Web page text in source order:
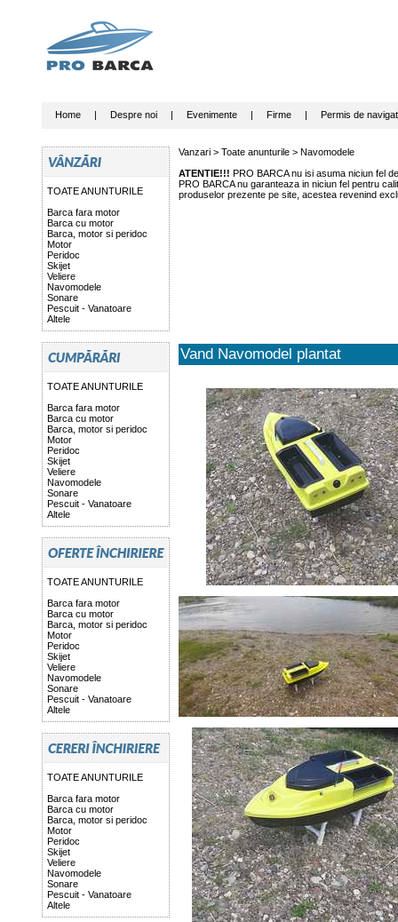
Home| Despre noi| Evenimente| Firme| Permis de
TOATE ANUNTURILE
Barca fara motor
Barca cu motor
Barca, motor si peridoc
Motor
Peridoc
Skijet
Veliere
Navomodele
Sonare
Pescuit - Vanatoare
Altele
TOATE ANUNTURILE
Barca fara motor
Barca cu motor
Barca, motor si peridoc
Motor
Peridoc
Skijet
Veliere
Navomodele
Sonare
Pescuit - Vanatoare
Altele
TOATE ANUNTURILE
Barca fara motor
Barca cu motor
Barca, motor si peridoc
Motor
Peridoc
Skijet
Veliere
Navomodele
Sonare
Pescuit - Vanatoare
Altele
TOATE ANUNTURILE
Barca fara motor
Barca cu motor
Barca, motor si peridoc
Motor
Peridoc
Skijet
Veliere
Navomodele
Sonare
Pescuit - Vanatoare
Altele
Vanzari > Toate anunturile> Navomodele
ATENTIE!!! PRO BARCA nu isi asuma niciun fel
PRO BARCA nu garanteaza in niciun fel pentru
produselor prezente pe site, acestea revenind
Vand Navomodel plantat